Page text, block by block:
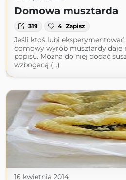
Domowa musztarda
319 4 Zapisz
Jeśli ktoś lubi
domowy wyrób musztardy daje
popisu. Można do niej dodać
wzbogacą (...)
16 kwietnia 2014